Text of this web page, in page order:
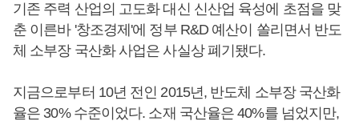
기존 주력 산업의 고도화 대신 신산업 육성에 초점을 맞
춘 이른바 '창조경제'에 정부 R&D 예산이 쏠리면서 반도
체 소부장 국산화 사업은 사실상 폐기됐다.
지금으로부터 10년 전인 2015년, 반도체 소부장 국산화
율은 30% 수준이었다. 소재 국산율은 40%를 넘었지만,